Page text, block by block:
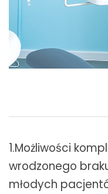
1.Możliwości
wrodzonego
młodych